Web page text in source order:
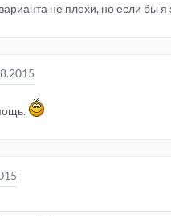
не плохи, но если бы я